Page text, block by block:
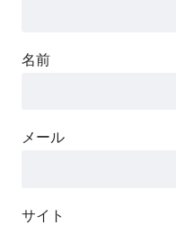
名前
メール
サイト